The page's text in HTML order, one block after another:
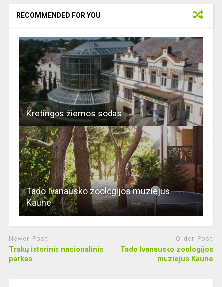
RECOMMENDED FOR YOU
Kretingos žiemos sodas
Tado Ivanausko zoologijos muziejus
Kaune
Newer Post
Trakų istorinis nacionalinis
parkas
Older Post
Tado Ivanausko zoologijos
muziejus Kaune